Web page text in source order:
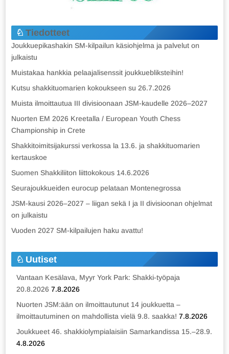
Tiedotteet
Joukkuepikashakin SM-kilpailun käsiohjelma ja palvelut on
julkaistu
Muistakaa hankkia pelaajalisenssit joukkuebliksteihin!
Kutsu shakkituomarien kokoukseen su 26.7.2026
Muista ilmoittautua III divisioonaan JSM-kaudelle 2026–2027
Nuorten EM 2026 Kreetalla / European Youth Chess
Championship in Crete
Shakkitoimitsijakurssi verkossa la 13.6. ja shakkituomarien
kertauskoe
Suomen Shakkiliiton liittokokous 14.6.2026
Seurajoukkueiden eurocup pelataan Montenegrossa
JSM-kausi 2026–2027 – liigan sekä I ja II divisioonan ohjelmat
on julkaistu
Vuoden 2027 SM-kilpailujen haku avattu!
Uutiset
Vantaan Kesälava, Myyr York Park: Shakki-työpaja
20.8.2026 7.8.2026
Nuorten JSM:ään on ilmoittautunut 14 joukkuetta –
ilmoittautuminen on mahdollista vielä 9.8. saakka! 7.8.2026
Joukkueet 46. shakkiolympialaisiin Samarkandissa 15.–28.9.
4.8.2026